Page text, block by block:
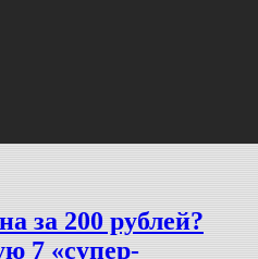
за 200 рублей?
7 «супер-